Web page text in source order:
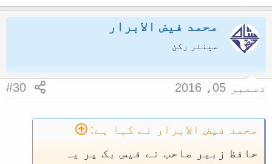
محمد فیض الابرار
سینئر رکن
دسمبر 05، 2016 #30
محمد فیض الابرار نے کہا ہے:
حافظ زبیر صاحب نے فیس بک پر یہ